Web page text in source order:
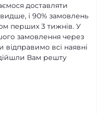
доставляти
і 90% замовлень
перших 3 тижнів. У
замовлення через
відправимо всі наявні
Вам решту